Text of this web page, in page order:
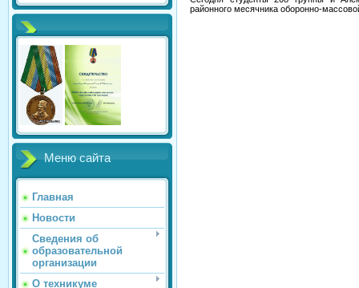
Меню сайта
Главная
Новости
Сведения об
образовательной
организации
О техникуме
районного месячника оборонно-